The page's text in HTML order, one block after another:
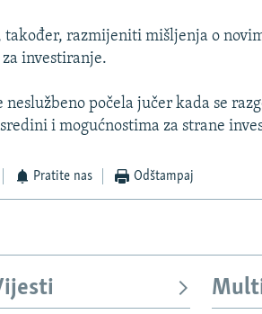
također, razmijeniti mišljenja o
investiranje.
počela jučer kada se
i mogućnostima za strane
Pratite nas Odštampaj